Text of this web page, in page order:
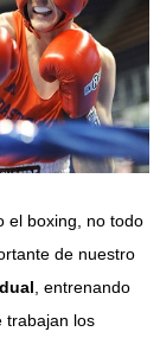
el boxing, no todo
de nuestro
, entrenando
trabajan los